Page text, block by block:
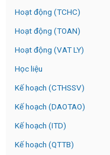
Hoạt động (TCHC)
Hoạt động (TOAN)
Hoạt động (VAT LY)
Học liệu
Kế hoạch (CTHSSV)
Kế hoạch (DAOTAO)
Kế hoạch (ITD)
Kế hoạch (QTTB)